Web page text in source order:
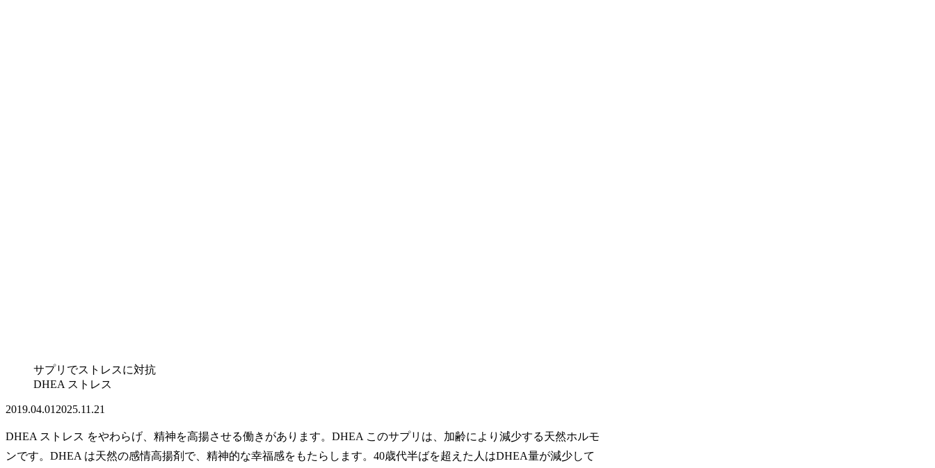
サプリでストレスに対抗
DHEA ストレス
2019.04.01 2025.11.21
DHEA ストレス をやわらげ、精神を高揚させる働きがあります。DHEA このサプリは、加齢により減少する天然ホルモ
ンです。DHEA は天然の感情高揚剤で、精神的な幸福感をもたらします。40歳代半ばを超えた人はDHEA量が減少して